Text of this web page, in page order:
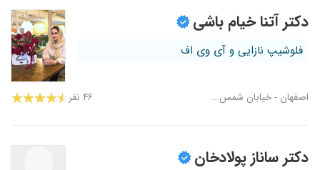
دکتر آتنا خیام باشی
فلوشیپ نازایی و آی وی اف
اصفهان - خیابان شمس... ۴۶ نفر
دکتر ساناز پولادخان